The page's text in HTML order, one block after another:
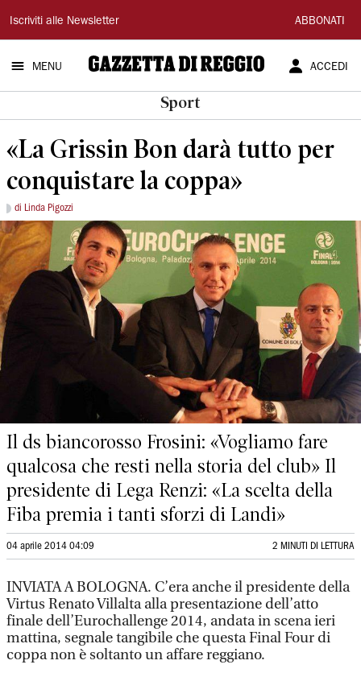
Gazzetta
di
Reggio
Iscriviti alle Newsletter ABBONATI
MENU ACCEDI
Sport
«La Grissin Bon darà tutto per
conquistare la coppa»
di Linda Pigozzi
Il ds biancorosso Frosini: «Vogliamo fare
qualcosa che resti nella storia del club» Il
presidente di Lega Renzi: «La scelta della
Fiba premia i tanti sforzi di Landi»
04 aprile 2014 04:09 2 MINUTI DI LETTURA
INVIATA A BOLOGNA. C’era anche il presidente della
Virtus Renato Villalta alla presentazione dell’atto
finale dell’Eurochallenge 2014, andata in scena ieri
mattina, segnale tangibile che questa Final Four di
coppa non è soltanto un affare reggiano.